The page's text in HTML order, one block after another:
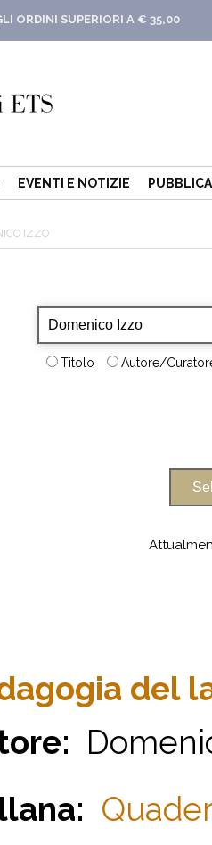
ORDINI SUPERIORI A € 35,00
EVENTI E NOTIZIE
IZZO
Titolo Autore/
del